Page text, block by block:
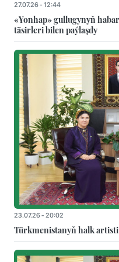
27.07.26 - 12:44
«Yonhap» gullugynyň
täsirleri bilen paýlaşdy
23.07.26 - 20:02
Türkmenistanyň halk